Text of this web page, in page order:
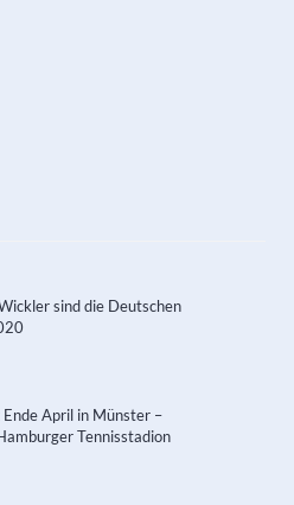
sind die Deutschen
April in Münster –
Tennisstadion